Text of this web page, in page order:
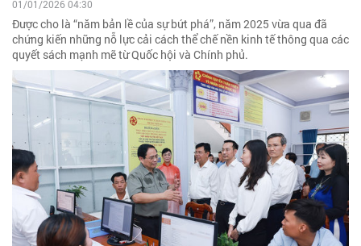
01/01/2026 04:30
Được cho là “năm bản lề của sự bứt phá”, năm 2025 vừa qua đã
chứng kiến những nỗ lực cải cách thể chế nền kinh tế thông qua các
quyết sách mạnh mẽ từ Quốc hội và Chính phủ.